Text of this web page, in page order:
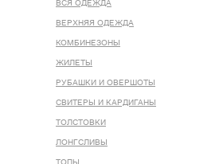
ВСЯ ОДЕЖДА
ВЕРХНЯЯ ОДЕЖДА
КОМБИНЕЗОНЫ
ЖИЛЕТЫ
РУБАШКИ И ОВЕРШОТЫ
СВИТЕРЫ И КАРДИГАНЫ
ТОЛСТОВКИ
ЛОНГСЛИВЫ